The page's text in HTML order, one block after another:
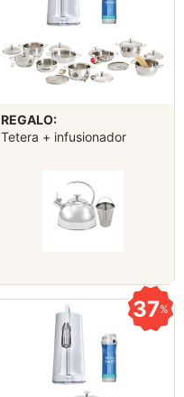
REGALO:
Tetera + infusionador
37%